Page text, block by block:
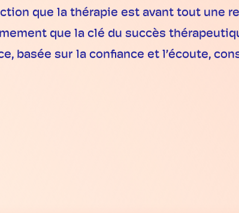
que la thérapie est avant tout une
que la clé du succès
basée sur la confiance et l’écoute,